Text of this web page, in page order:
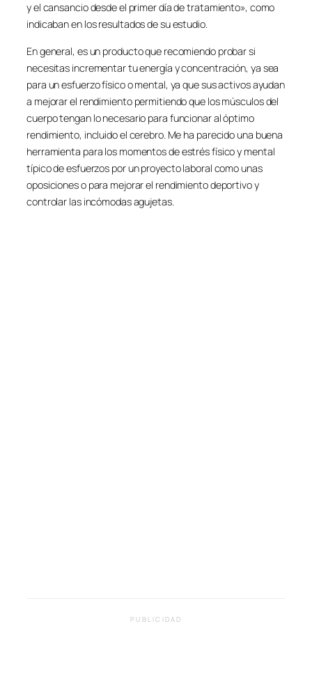
y el cansancio desde el primer día de tratamiento», como
indicaban en los resultados de su estudio.
En general, es un producto que recomiendo probar si
necesitas incrementar tu energía y concentración, ya sea
para un esfuerzo físico o mental, ya que sus activos ayudan
a mejorar el rendimiento permitiendo que los músculos del
cuerpo tengan lo necesario para funcionar al óptimo
rendimiento, incluido el cerebro. Me ha parecido una buena
herramienta para los momentos de estrés físico y mental
típico de esfuerzos por un proyecto laboral como unas
oposiciones o para mejorar el rendimiento deportivo y
controlar las incómodas agujetas.
PUBLICIDAD